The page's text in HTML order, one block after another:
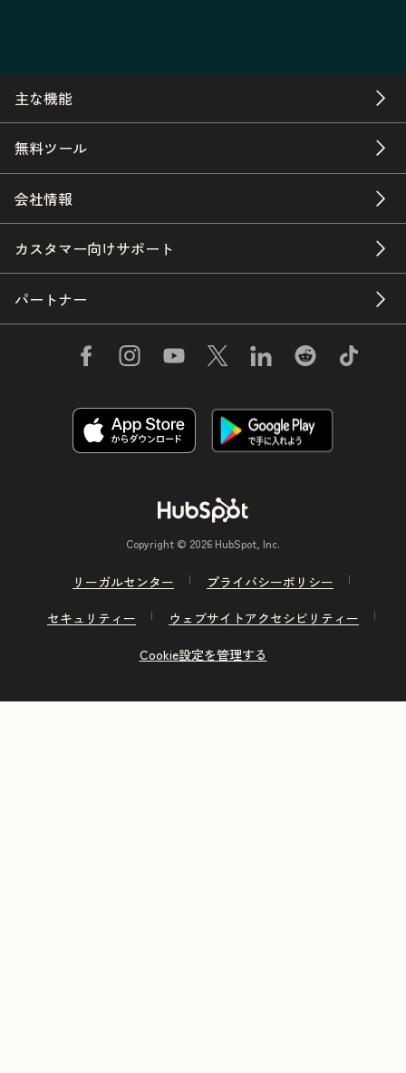
主な機能
無料ツール
会社情報
カスタマー向けサポート
パートナー
Copyright © 2026 HubSpot, Inc.
リーガルセンター
プライバシーポリシー
セキュリティー
ウェブサイトアクセシビリティー
Cookie設定を管理する